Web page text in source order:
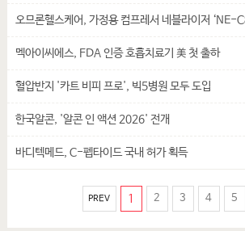
오므론헬스케어, 가정용 컴프레서 네블라이저 ‘NE-
멕아이씨에스, FDA 인증 호흡치료기 美 첫 출하
혈압반지 '카트 비피 프로', 빅5병원 모두 도입
한국알콘, '알콘 인 액션 2026' 전개
바디텍메드, C-펩타이드 국내 허가 획득
PREV 1 2 3 4 5